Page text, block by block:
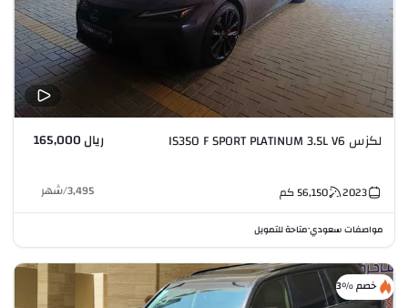
لكزس IS350 F SPORT PLATINUM 3.5L V6 ريال 165,000
2023
56,150كم 3,495
/شهر
مواصفات سعودي•متاحة للتمويل
خصم %3